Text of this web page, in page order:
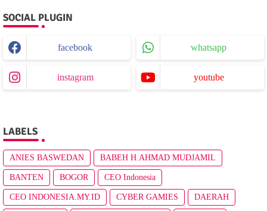
SOCIAL PLUGIN
facebook whatsapp
instagram youtube
LABELS
ANIES BASWEDAN BABEH H.AHMAD MUDJAMIL
BANTEN BOGOR CEO Indonesia
CEO INDONESIA.MY.ID CYBER GAMIES DAERAH